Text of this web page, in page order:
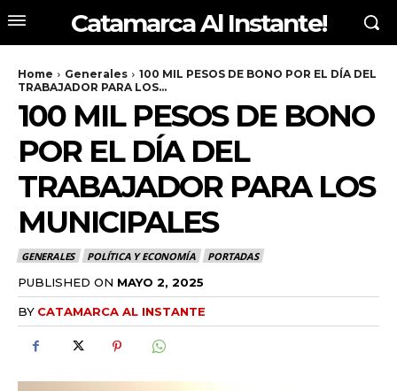
Catamarca Al Instante!
Home Generales
100 MIL PESOS DE BONO POR EL DÍA DEL
TRABAJADOR PARA LOS...
100 MIL PESOS DE BONO
POR EL DÍA DEL
TRABAJADOR PARA LOS
MUNICIPALES
GENERALES POLÍTICA Y ECONOMÍA PORTADAS
PUBLISHED ON MAYO 2, 2025
BY CATAMARCA AL INSTANTE